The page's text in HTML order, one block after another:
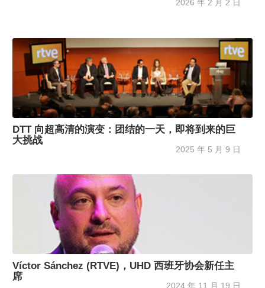
2026 年 2 月 2 日
DTT 向超高清的演变：团结的一天，即将到来的巨
大挑战
2025 年 5 月 9 日
Víctor Sánchez (RTVE)，UHD 西班牙协会新任主
席
2024 年 11 月 19 日